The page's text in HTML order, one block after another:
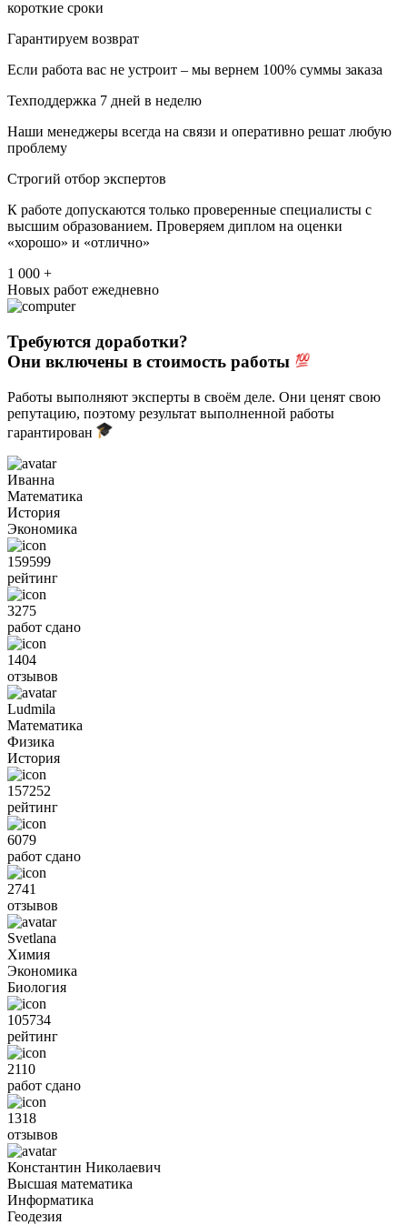
короткие сроки
Гарантируем возврат
Если работа вас не устроит – мы вернем 100% суммы заказа
Техподдержка 7 дней в неделю
Наши менеджеры всегда на связи и оперативно решат любую
проблему
Строгий отбор экспертов
К работе допускаются только проверенные специалисты с
высшим образованием. Проверяем диплом на оценки
«хорошо» и «отлично»
1 000 +
Новых работ ежедневно
Требуются доработки?
Они включены в стоимость работы
Работы выполняют эксперты в своём деле. Они ценят свою
репутацию, поэтому результат выполненной работы
гарантирован
Иванна
Математика
История
Экономика
159599
рейтинг
3275
работ сдано
1404
отзывов
Ludmila
Математика
Физика
История
157252
рейтинг
6079
работ сдано
2741
отзывов
Svetlana
Химия
Экономика
Биология
105734
рейтинг
2110
работ сдано
1318
отзывов
Константин Николаевич
Высшая математика
Информатика
Геодезия